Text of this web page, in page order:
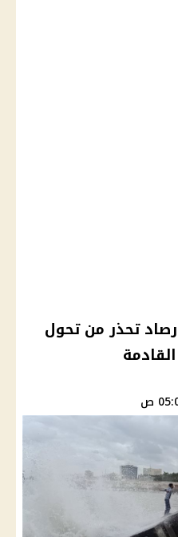
تحذر من تحول